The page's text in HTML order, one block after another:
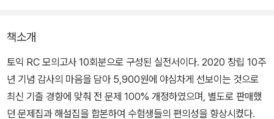
책소개
토익 RC 모의고사 10회분으로 구성된 실전서이다. 2020 창립 10주
년 기념 감사의 마음을 담아 5,900원에 야심차게 선보이는 것으로
최신 기출 경향에 맞춰 전 문제 100% 개정하였으며, 별도로 판매했
던 문제집과 해설집을 합본하여 수험생들의 편의성을 향상시켰다.